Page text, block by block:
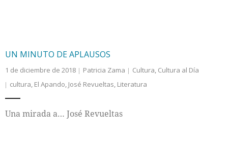
UN MINUTO DE APLAUSOS
1 de diciembre de 2018 Patricia Zama Cultura, Cultura al Día
cultura, El Apando, José Revueltas, Literatura
Una mirada a… José Revueltas